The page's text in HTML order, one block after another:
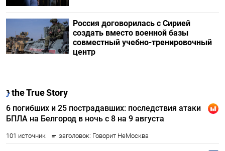
Россия договорилась с Сирией
создать вместо военной базы
совместный учебно-тренировочный
центр